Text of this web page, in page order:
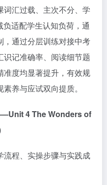
汇过载、主次不分、学
适配学生认知负荷，通
，通过分层训练对接中考
记准确率、阅读细节题
准度均显著提升，有效规
养与应试双向提质。
4 The Wonders of
流程、实操步骤与实践成